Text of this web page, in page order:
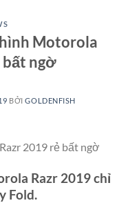
Motorola
bất ngờ
BỞIGOLDENFISH
2019 rẻ bất ngờ
Razr 2019 chỉ
Fold.